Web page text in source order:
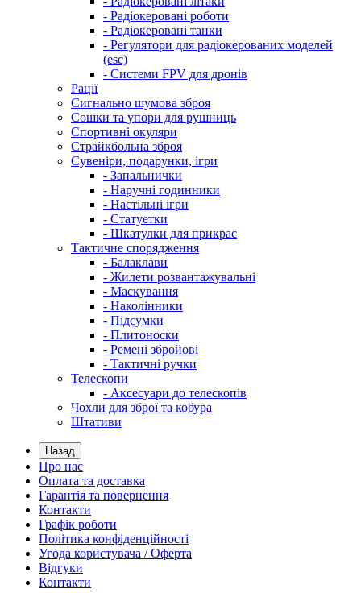
- Радіокеровані роботи
- Радіокеровані танки
- Регулятори для радіокерованих моделей
(esc)
- Системи FPV для дронів
Рації
Сигнально шумова зброя
Сошки та упори для рушниць
Спортивні окуляри
Страйкбольна зброя
Сувеніри, подарунки, ігри
- Запальнички
- Наручні годинники
- Настільні ігри
- Статуетки
- Шкатулки для прикрас
Тактичне спорядження
- Балаклави
- Жилети розвантажувальні
- Маскування
- Наколінники
- Підсумки
- Плитоноски
- Ремені збройові
- Тактичні ручки
Телескопи
- Аксесуари до телескопів
Чохли для зброї та кобура
Штативи
Назад
Про нас
Оплата та доставка
Гарантія та повернення
Контакти
Графік роботи
Політика конфіденційності
Угода користувача / Оферта
Відгуки
Контакти